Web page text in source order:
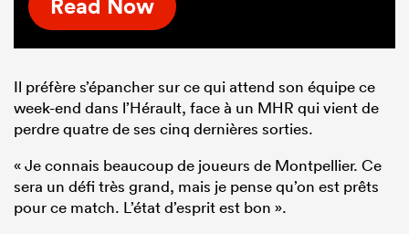
Il préfère s’épancher sur ce qui attend son équipe ce
week-end dans l’Hérault, face à un MHR qui vient de
perdre quatre de ses cinq dernières sorties.
« Je connais beaucoup de joueurs de Montpellier. Ce
sera un défi très grand, mais je pense qu’on est prêts
pour ce match. L’état d’esprit est bon ».